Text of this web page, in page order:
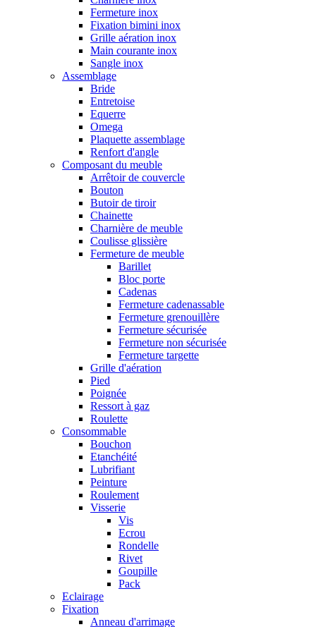
Fermeture inox
Fixation bimini inox
Grille aération inox
Main courante inox
Sangle inox
Assemblage
Bride
Entretoise
Equerre
Omega
Plaquette assemblage
Renfort d'angle
Composant du meuble
Arrêtoir de couvercle
Bouton
Butoir de tiroir
Chainette
Charnière de meuble
Coulisse glissière
Fermeture de meuble
Barillet
Bloc porte
Cadenas
Fermeture cadenassable
Fermeture grenouillère
Fermeture sécurisée
Fermeture non sécurisée
Fermeture targette
Grille d'aération
Pied
Poignée
Ressort à gaz
Roulette
Consommable
Bouchon
Etanchéité
Lubrifiant
Peinture
Roulement
Visserie
Vis
Ecrou
Rondelle
Rivet
Goupille
Pack
Eclairage
Fixation
Anneau d'arrimage